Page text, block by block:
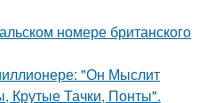
номере британского
"Он Мыслит
Крутые Тачки, Понты".